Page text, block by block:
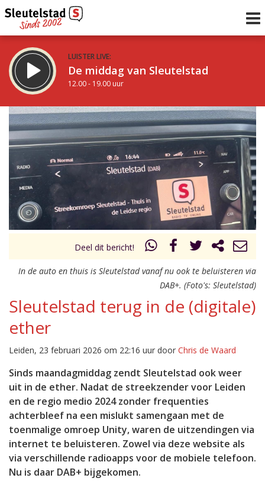
LUISTER LIVE:
De middag van Sleutelstad
12.00 - 19.00 uur
STRAKS:
De avond van Sleutelstad
19.00 - 22.00 uur
Vorig uur
uur 1 van 0 Volgend uur
Deel dit bericht!
In de auto en thuis is Sleutelstad vanaf nu ook te beluisteren via
DAB+. (Foto's: Sleutelstad)
Sleutelstad terug in de (digitale)
ether
Leiden, 23 februari 2026 om 22:16 uur door Chris de Waard
Sinds maandagmiddag zendt Sleutelstad ook weer
uit in de ether. Nadat de streekzender voor Leiden
en de regio medio 2024 zonder frequenties
achterbleef na een mislukt samengaan met de
toenmalige omroep Unity, waren de uitzendingen via
internet te beluisteren. Zowel via deze website als
via verschillende radioapps voor de mobiele telefoon.
Nu is daar DAB+ bijgekomen.